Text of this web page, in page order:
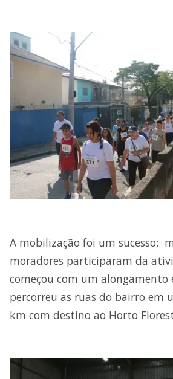
A mobilização foi um sucesso:
moradores participaram da
começou com um alongamento
percorreu as ruas do bairro em
km com destino ao Horto